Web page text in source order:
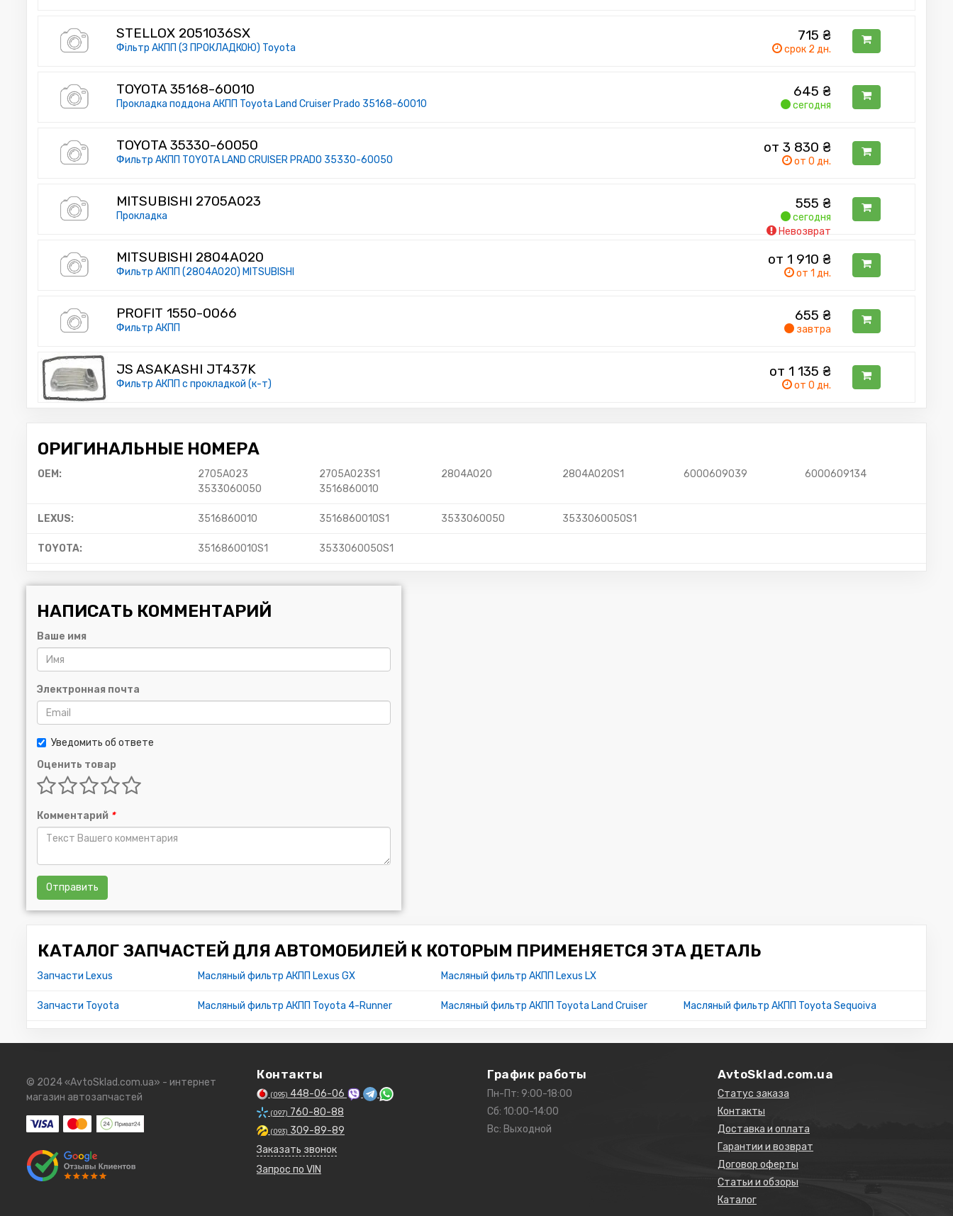
STELLOX 2051036SX
Фільтр АКПП (З ПРОКЛАДКОЮ) Toyota
715 ₴
срок 2 дн.
TOYOTA 35168-60010
Прокладка поддона АКПП Toyota Land Cruiser Prado 35168-60010
645 ₴
сегодня
TOYOTA 35330-60050
Фильтр АКПП TOYOTA LAND CRUISER PRADO 35330-60050
от 3 830 ₴
от 0 дн.
MITSUBISHI 2705A023
Прокладка
555 ₴
сегодня
Невозврат
MITSUBISHI 2804A020
Фильтр АКПП (2804A020) MITSUBISHI
от 1 910 ₴
от 1 дн.
PROFIT 1550-0066
Фильтр АКПП
655 ₴
завтра
JS ASAKASHI JT437K
Фильтр АКПП с прокладкой (к-т)
от 1 135 ₴
от 0 дн.
ОРИГИНАЛЬНЫЕ НОМЕРА
OEM: 2705A023 2705A023S1 2804A020 2804A020S1 6000609039
6000609134
3533060050
3516860010
LEXUS: 3516860010 3516860010S1 3533060050 3533060050S1
TOYOTA: 3516860010S1 3533060050S1
НАПИСАТЬ КОММЕНТАРИЙ
Ваше имя
Электронная почта
Уведомить об ответе
Оценить товар
Комментарий *
Отправить
КАТАЛОГ ЗАПЧАСТЕЙ ДЛЯ АВТОМОБИЛЕЙ К КОТОРЫМ ПРИМЕНЯЕТСЯ ЭТА ДЕТАЛЬ
Запчасти Lexus Масляный фильтр АКПП Lexus GX Масляный фильтр АКПП Lexus LX
Запчасти Toyota Масляный фильтр АКПП Toyota 4-Runner Масляный фильтр АКПП Toyota Land Cruiser Масляный фильтр АКПП Toyota Sequoiva
© 2024 «AvtoSklad.com.ua» - интернет
магазин автозапчастей
Контакты
(095) 448-06-06
(097) 760-80-88
(093) 309-89-89
Заказать звонок
Запрос по VIN
График работы
Пн-Пт: 9:00-18:00
Сб: 10:00-14:00
Вс: Выходной
AvtoSklad.com.ua
Статус заказа
Контакты
Доставка и оплата
Гарантии и возврат
Договор оферты
Статьи и обзоры
Каталог